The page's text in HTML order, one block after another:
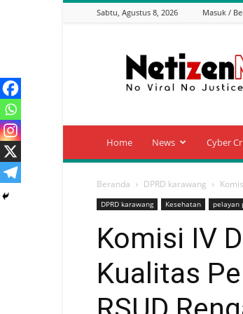
Sabtu, Agustus 8, 2026 Masuk /
News
Home News Cyber
Beranda DPRD karawang
DPRD karawang Kesehatan pelayan
Komisi IV
Kualitas